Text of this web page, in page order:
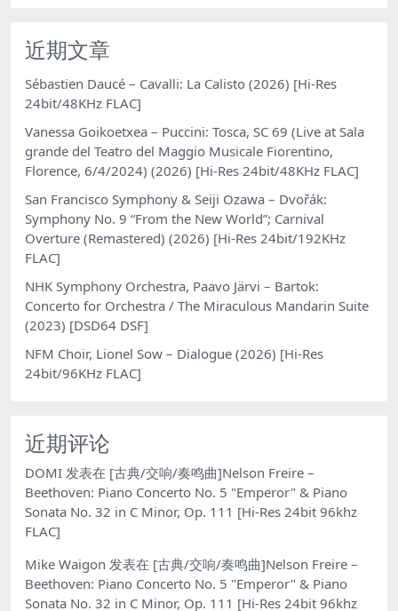
近期文章
Sébastien Daucé – Cavalli: La Calisto (2026) [Hi-Res
24bit/48KHz FLAC]
Vanessa Goikoetxea – Puccini: Tosca, SC 69 (Live at Sala
grande del Teatro del Maggio Musicale Fiorentino,
Florence, 6/4/2024) (2026) [Hi-Res 24bit/48KHz FLAC]
San Francisco Symphony & Seiji Ozawa – Dvořák:
Symphony No. 9 “From the New World”; Carnival
Overture (Remastered) (2026) [Hi-Res 24bit/192KHz
FLAC]
NHK Symphony Orchestra, Paavo Järvi – Bartok:
Concerto for Orchestra / The Miraculous Mandarin Suite
(2023) [DSD64 DSF]
NFM Choir, Lionel Sow – Dialogue (2026) [Hi-Res
24bit/96KHz FLAC]
近期评论
DOMI 发表在 [古典/交响/奏鸣曲]Nelson Freire –
Beethoven: Piano Concerto No. 5 "Emperor" & Piano
Sonata No. 32 in C Minor, Op. 111 [Hi-Res 24bit 96khz
FLAC]
Mike Waigon 发表在 [古典/交响/奏鸣曲]Nelson Freire –
Beethoven: Piano Concerto No. 5 "Emperor" & Piano
Sonata No. 32 in C Minor, Op. 111 [Hi-Res 24bit 96khz